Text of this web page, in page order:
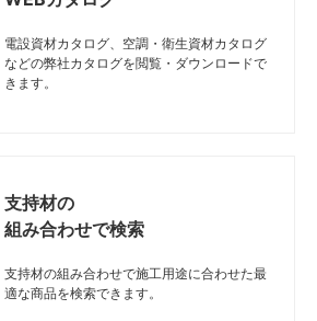
電設資材カタログ、空調・衛生資材カタログ
などの弊社カタログを閲覧・ダウンロードで
きます。
支持材の
組み合わせで検索
支持材の組み合わせで施工用途に合わせた最
適な商品を検索できます。